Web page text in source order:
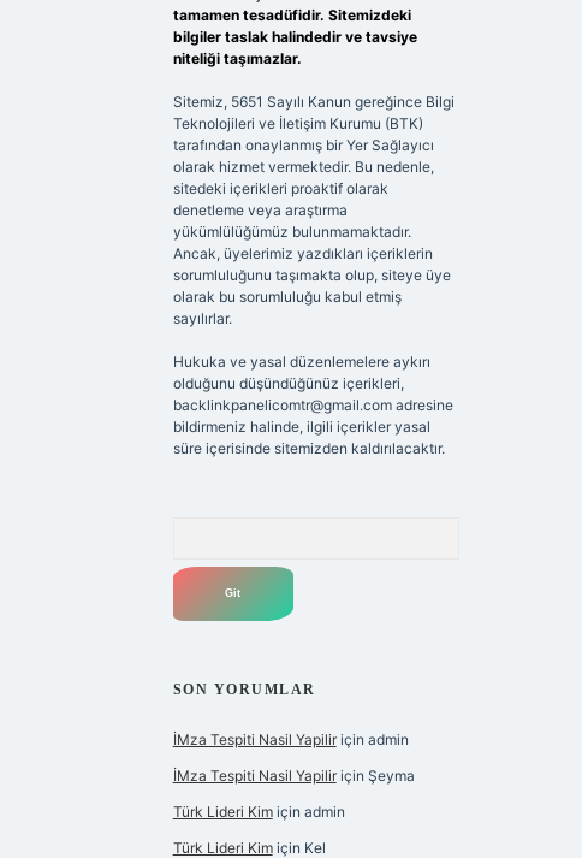
tamamen tesadüfidir. Sitemizdeki
bilgiler taslak halindedir ve tavsiye
niteliği taşımazlar.
Sitemiz, 5651 Sayılı Kanun gereğince Bilgi
Teknolojileri ve İletişim Kurumu (BTK)
tarafından onaylanmış bir Yer Sağlayıcı
olarak hizmet vermektedir. Bu nedenle,
sitedeki içerikleri proaktif olarak
denetleme veya araştırma
yükümlülüğümüz bulunmamaktadır.
Ancak, üyelerimiz yazdıkları içeriklerin
sorumluluğunu taşımakta olup, siteye üye
olarak bu sorumluluğu kabul etmiş
sayılırlar.
Hukuka ve yasal düzenlemelere aykırı
olduğunu düşündüğünüz içerikleri,
backlinkpanelicomtr@gmail.comadresine
bildirmeniz halinde, ilgili içerikler yasal
süre içerisinde sitemizden kaldırılacaktır.
SON YORUMLAR
İMza Tespiti Nasil Yapiliriçin admin
İMza Tespiti Nasil Yapiliriçin Şeyma
Türk Lideri Kimiçin admin
Türk Lideri Kimiçin Kel